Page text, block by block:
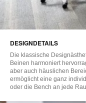
DESIGNDETAILS
Die klassische
Beinen harmoniert
aber auch häuslichen
ermöglicht eine ganz
oder die Bench an jede